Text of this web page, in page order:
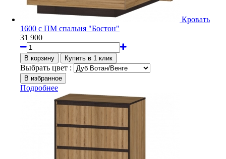
Кровать
1600 с ПМ спальня "Бостон"
31 900
Выбрать цвет :
Подробнее